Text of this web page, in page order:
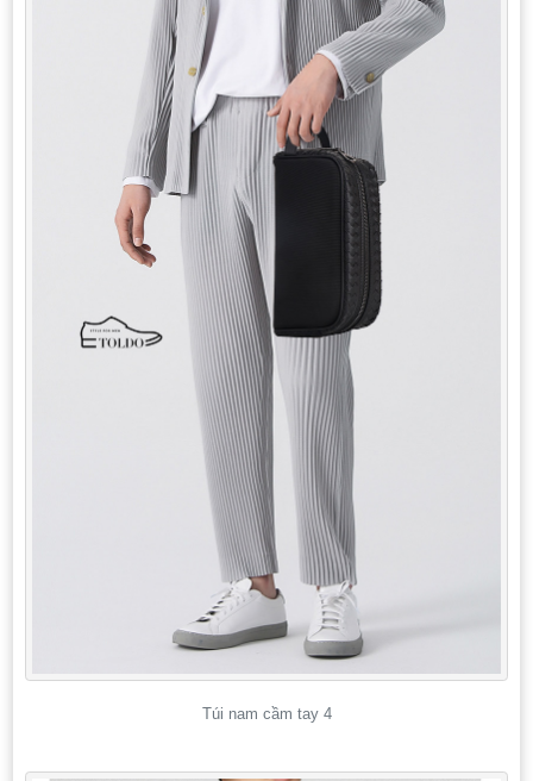
Túi nam cầm tay 4